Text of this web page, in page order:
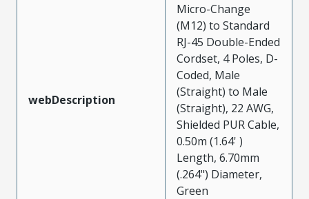
webDescription
Micro-Change
(M12) to Standard
RJ-45 Double-Ended
Cordset, 4 Poles, D-
Coded, Male
(Straight) to Male
(Straight), 22 AWG,
Shielded PUR Cable,
0.50m (1.64' )
Length, 6.70mm
(.264") Diameter,
Green